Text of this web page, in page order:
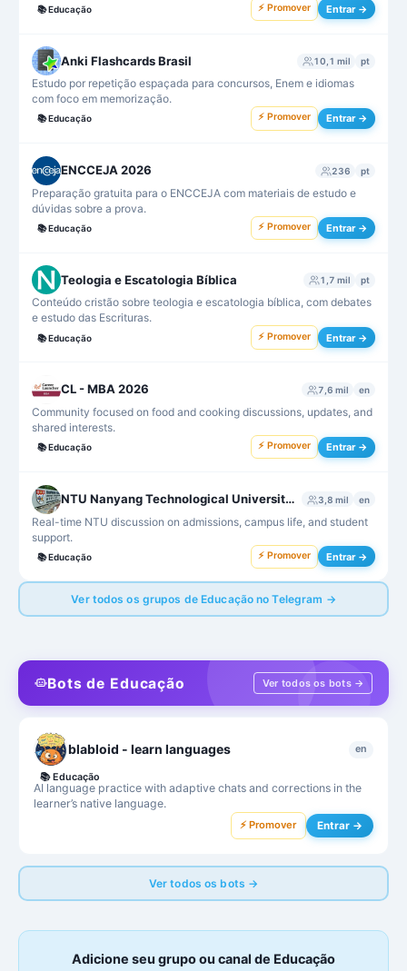
📚Educação ⚡ Promover Entrar →
Anki Flashcards Brasil 10,1 mil pt
Estudo por repetição espaçada para concursos, Enem e idiomas
com foco em memorização.
📚Educação ⚡ Promover Entrar →
ENCCEJA 2026 236 pt
Preparação gratuita para o ENCCEJA com materiais de estudo e
dúvidas sobre a prova.
📚Educação ⚡ Promover Entrar →
Teologia e Escatologia Bíblica 1,7 mil pt
Conteúdo cristão sobre teologia e escatologia bíblica, com debates
e estudo das Escrituras.
📚Educação ⚡ Promover Entrar →
CL - MBA 2026 7,6 mil en
Community focused on food and cooking discussions, updates, and
shared interests.
📚Educação ⚡ Promover Entrar →
NTU Nanyang Technological University Chat Group 3,8 mil en
Real-time NTU discussion on admissions, campus life, and student
support.
📚Educação ⚡ Promover Entrar →
Ver todos os grupos de Educação no Telegram →
Bots de Educação Ver todos os bots →
blabloid - learn languages en
AI language practice with adaptive chats and corrections in the
learner’s native language.
📚 Educação
⚡ Promover Entrar →
Ver todos os bots →
Adicione seu grupo ou canal de Educação